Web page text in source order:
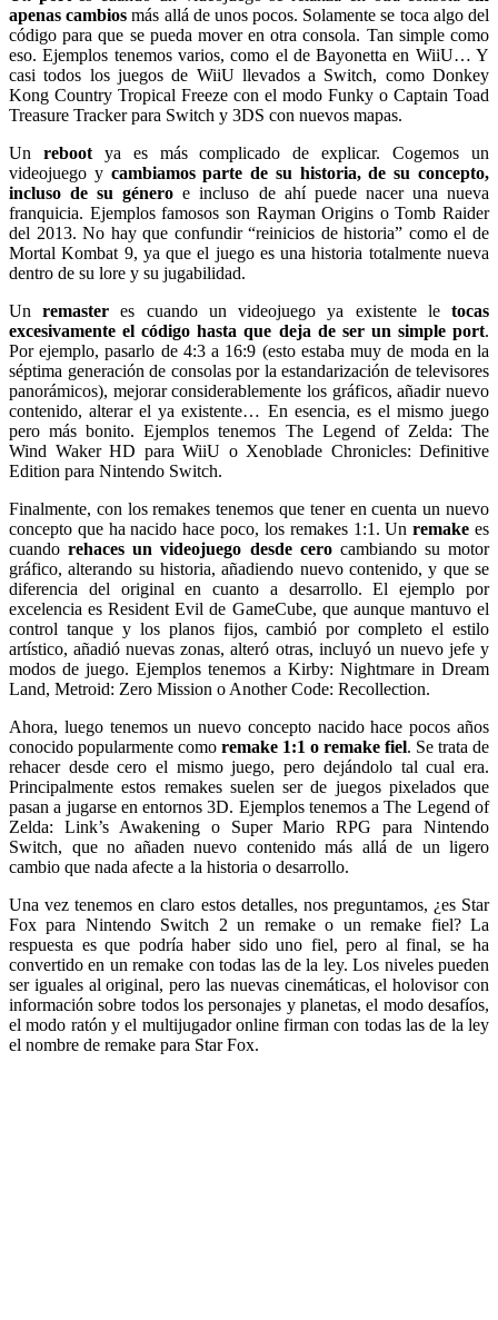
apenas cambios más allá de unos pocos. Solamente se toca algo del
código para que se pueda mover en otra consola. Tan simple como
eso. Ejemplos tenemos varios, como el de Bayonetta en WiiU… Y
casi todos los juegos de WiiU llevados a Switch, como Donkey
Kong Country Tropical Freeze con el modo Funky o Captain Toad
Treasure Tracker para Switch y 3DS con nuevos mapas.
Un rebootya es más complicado de explicar. Cogemos un
videojuego ycambiamos parte de su historia, de su concepto,
incluso de su género e incluso de ahí puede nacer una nueva
franquicia. Ejemplos famosos son Rayman Origins o Tomb Raider
del 2013. No hay que confundir “reinicios de historia” como el de
Mortal Kombat 9, ya que el juego es una historia totalmente nueva
dentro de su lore y su jugabilidad.
Unremaster es cuando un videojuego ya existente letocas
excesivamente el código hasta que deja de ser un simple port.
Por ejemplo, pasarlo de 4:3 a 16:9 (esto estaba muy de moda en la
séptima generación de consolas por la estandarización de televisores
panorámicos), mejorar considerablemente los gráficos, añadir nuevo
contenido, alterar el ya existente… En esencia, es el mismo juego
pero más bonito. Ejemplos tenemos The Legend of Zelda: The
Wind Waker HD para WiiU o Xenoblade Chronicles: Definitive
Edition para Nintendo Switch.
Finalmente, con los remakes tenemos que tener en cuenta un nuevo
concepto que ha nacido hace poco, los remakes 1:1. Unremake es
cuandorehaces un videojuego desde cerocambiando su motor
gráfico, alterando su historia, añadiendo nuevo contenido, y que se
diferencia del original en cuanto a desarrollo. El ejemplo por
excelencia es Resident Evil de GameCube, que aunque mantuvo el
control tanque y los planos fijos, cambió por completo el estilo
artístico, añadió nuevas zonas, alteró otras, incluyó un nuevo jefe y
modos de juego. Ejemplos tenemos a Kirby: Nightmare in Dream
Land, Metroid: Zero Mission o Another Code: Recollection.
Ahora, luego tenemos un nuevo concepto nacido hace pocos años
conocido popularmente como remake 1:1 o remake fiel. Se trata de
rehacer desde cero el mismo juego, pero dejándolo tal cual era.
Principalmente estos remakes suelen ser de juegos pixelados que
pasan a jugarse en entornos 3D. Ejemplos tenemos a The Legend of
Zelda: Link’s Awakening o Super Mario RPG para Nintendo
Switch, que no añaden nuevo contenido más allá de un ligero
cambio que nada afecte a la historia o desarrollo.
Una vez tenemos en claro estos detalles, nos preguntamos, ¿es Star
Fox para Nintendo Switch 2 un remake o un remake fiel? La
respuesta es que podría haber sido uno fiel, pero al final, se ha
convertido en un remake con todas las de la ley. Los niveles pueden
ser iguales al original, pero las nuevas cinemáticas, el holovisor con
información sobre todos los personajes y planetas, el modo desafíos,
el modo ratón y el multijugador online firman con todas las de la ley
el nombre de remake para Star Fox.